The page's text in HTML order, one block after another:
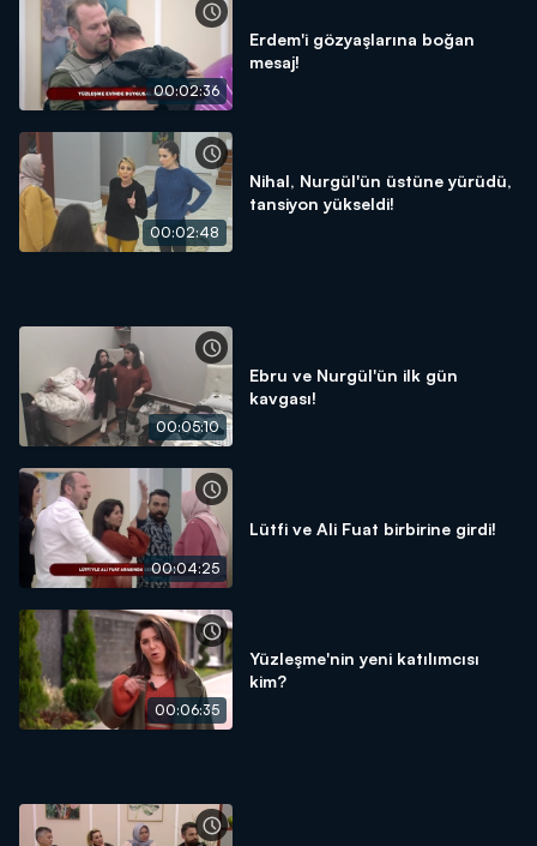
00:02:36
Erdem'i gözyaşlarına boğan
mesaj!
00:02:48
Nihal, Nurgül'ün üstüne yürüdü,
tansiyon yükseldi!
00:05:10
Ebru ve Nurgül'ün ilk gün
kavgası!
00:04:25
Lütfi ve Ali Fuat birbirine girdi!
00:06:35
Yüzleşme'nin yeni katılımcısı
kim?